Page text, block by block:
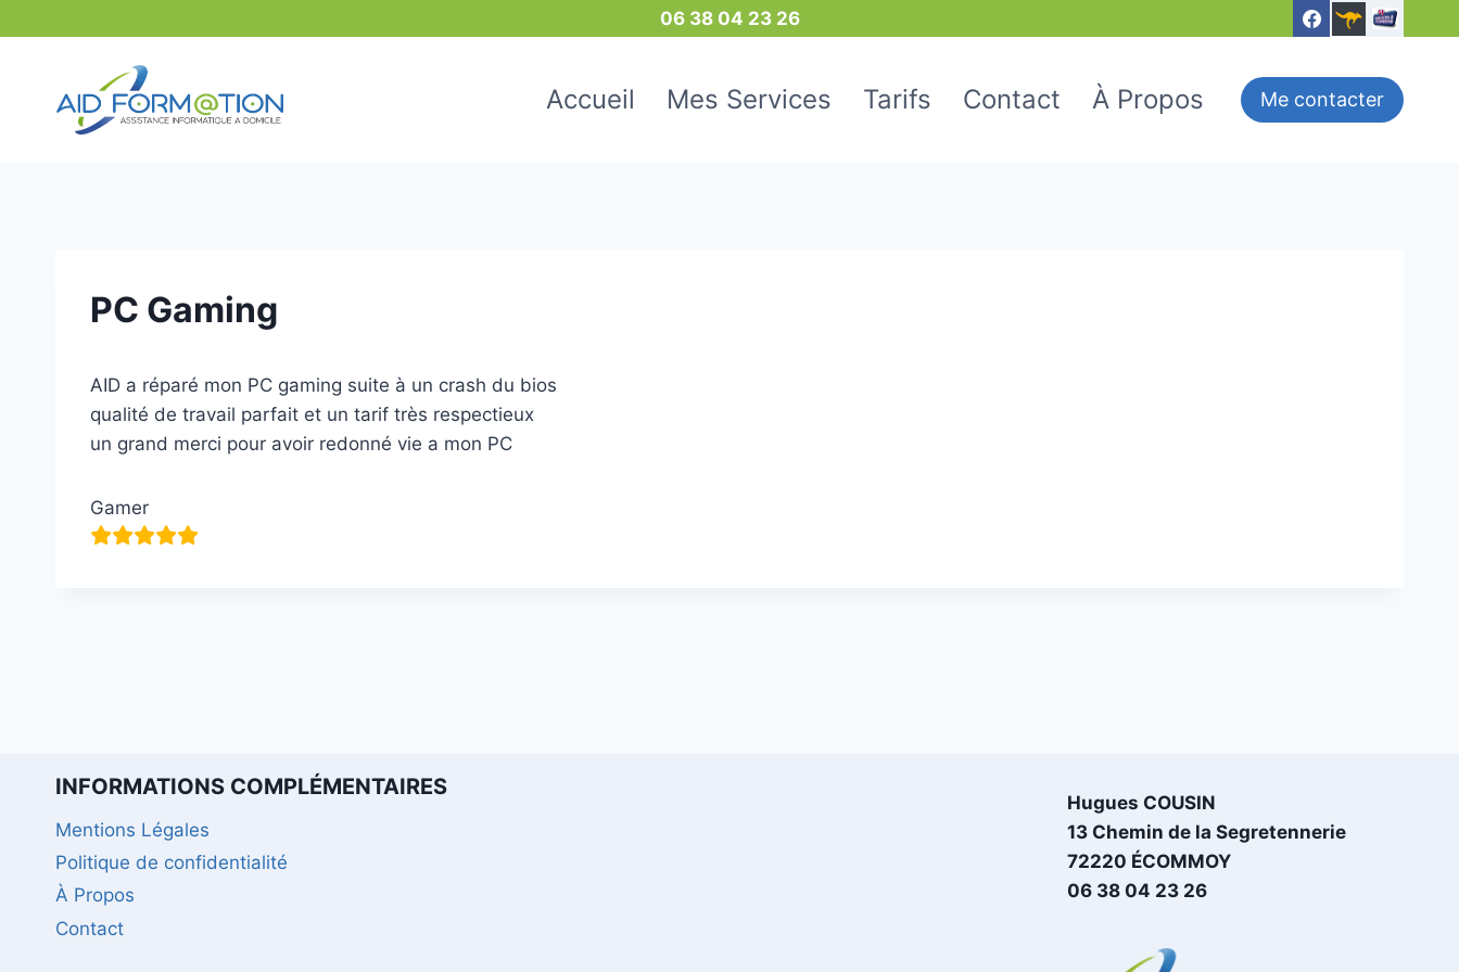
au
06 38 04 23 26
Accueil Mes Services Tarifs Contact À Propos Me contacter
PC Gaming
AID a réparé mon PC gaming suite à un crash du bios
qualité de travail parfait et un tarif très respectieux
un grand merci pour avoir redonné vie a mon PC
Gamer
INFORMATIONS COMPLÉMENTAIRES
Mentions Légales
Politique de confidentialité
À Propos
Contact
Hugues COUSIN
13 Chemin de la Segretennerie
72220 ÉCOMMOY
06 38 04 23 26